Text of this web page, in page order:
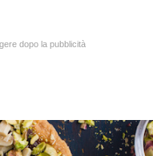
dopo la pubblicità